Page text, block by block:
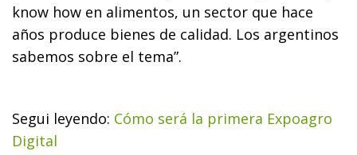
know how en alimentos, un sector que hace
años produce bienes de calidad. Los argentinos
sabemos sobre el tema”.
Segui leyendo: Cómo será la primera Expoagro
Digital